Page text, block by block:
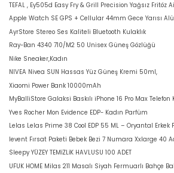
TEFAL , Ey505d Easy Fry & Grill Precision Yağsız Fritöz
Apple Watch SE GPS + Cellular 44mm Gece Yarısı
AyrStore Stereo Ses Kaliteli Bluetooth Kulaklık
Ray-Ban 4340 710/M2 50 Unisex Güneş Gözlüğü
Nike Sneaker,Kadın
NIVEA Nivea SUN Hassas Yüz Güneş Kremi 50ml,
Xiaomi Power Bank 10000mAh
MyBalliStore Galaksi Baskılı iPhone 16 Pro Max Telefon
Yves Rocher Mon Evidence EDP- Kadın Parfüm
Lelas Lelas Prime 38 Cool EDP 55 ML – Oryantal Erkek
levent Fırsat Paketi Bebek Bezi 7 Numara Xxlarge 40
Sleepy YÜZEY TEMİZLİK HAVLUSU 100 ADET
UFUK HOME Milas 211 Masalı Siyah Fermuarlı Bahçe